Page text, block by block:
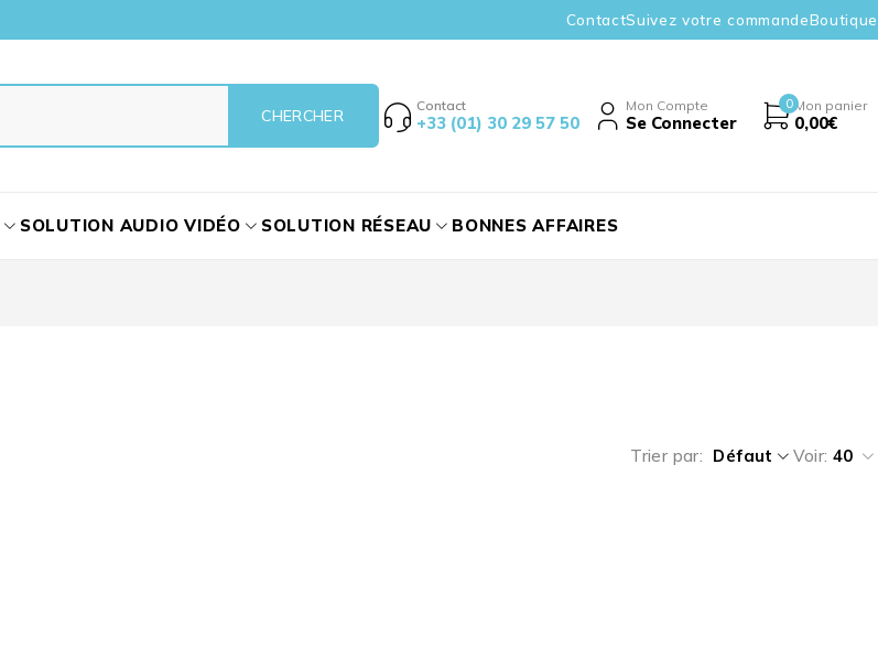
ContactSuivez votre commandeBoutique
Contact
+33 (01) 30 29 57 50
Mon Compte
Se Connecter
0 Mon panier
0,00€
SOLUTION AUDIO VIDÉO SOLUTION RÉSEAU BONNES AFFAIRES
Trier par Défaut Voir: 40